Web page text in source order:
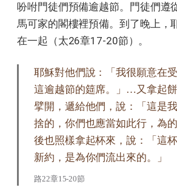
吩咐門徒們預備逾越節。門徒們遵
馬可家的閣樓裡預備。到了晚上，
在一起（太26章17-20節）。
耶穌對他們說：「我很願意在
這逾越節的筵席。」…又拿起
擘開，遞給他們，說：「這是
捨的，你們也應當如此行，為
後也照樣拿起杯來，說：「這
新約，是為你們流出來的。」
路22章15-20節